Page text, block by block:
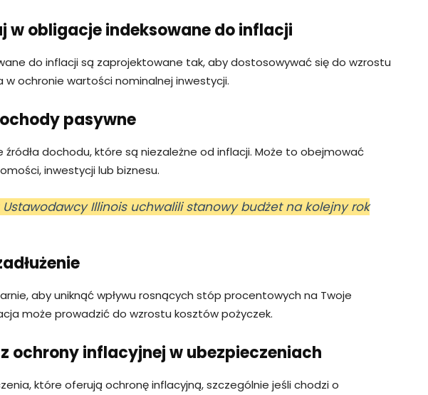
w obligacje indeksowane do inflacji
do inflacji są zaprojektowane tak, aby dostosowywać się do wzrostu
w ochronie wartości nominalnej inwestycji.
pasywne
dochodu, które są niezależne od inflacji. Może to obejmować
inwestycji lub biznesu.
Ustawodawcy Illinois uchwalili stanowy budżet na kolejny rok
aby uniknąć wpływu rosnących stóp procentowych na Twoje
może prowadzić do wzrostu kosztów pożyczek.
ochrony inflacyjnej w ubezpieczeniach
które oferują ochronę inflacyjną, szczególnie jeśli chodzi o